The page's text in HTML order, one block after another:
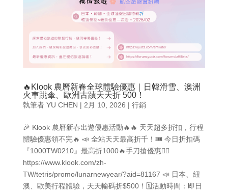
🔥Klook 農曆新春全球體驗優惠｜日韓滑雪、澳洲
火車跳傘、歐洲古蹟天天折 500！
執筆者 YU CHEN | 2月 10, 2026 | 行銷
🎉 Klook 農曆新春出遊優惠活動🔥🔥 天天超多折扣，行程
體驗優惠領不完🔥 📣 全站天天最高折千！🎟️ 今日折扣碼
『1000TW0210』最高折1000🔥手刀搶優惠👉🏻
https://www.klook.com/zh-
TW/tetris/promo/lunarnewyear/?aid=81167 📣 日本、紐
澳、歐美行程體驗，天天輸碼折$500！🗓️活動時間：即日